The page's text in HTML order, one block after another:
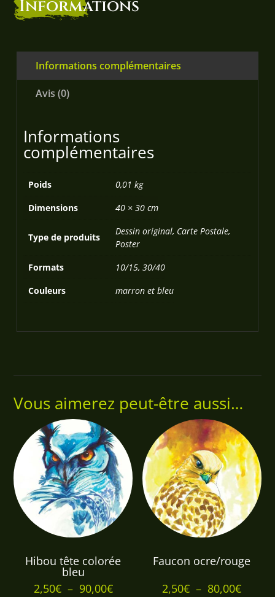
Informations
Informations complémentaires
Avis (0)
Informations
complémentaires
Poids
0,01 kg
Dimensions
40 × 30 cm
Type de produits
Dessin original, Carte Postale,
Poster
Formats
10/15, 30/40
Couleurs
marron et bleu
Vous aimerez peut-être aussi…
Hibou tête colorée
bleu
2,50€ – 90,00€Plage
Faucon ocre/rouge
2,50€ – 80,00€Plage